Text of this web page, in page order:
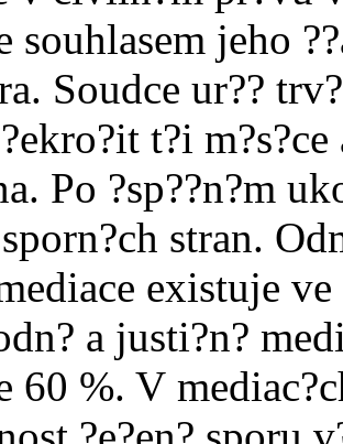
souhlasem jeho
Soudce ur??
t?i
Po ?sp??n?m
stran.
existuje
a justi?n?
60 %. V